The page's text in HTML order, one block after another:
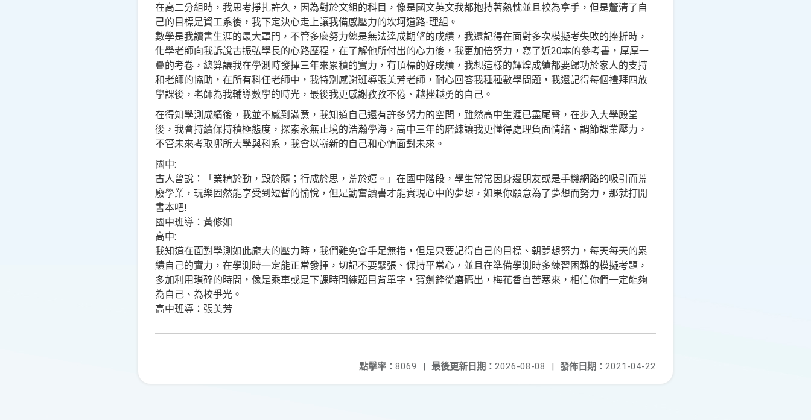
在高二分組時，我思考掙扎許久，因為對於文組的科目，像是國文英文我都抱持著熱忱並且較為拿手，但是釐清了自
己的目標是資工系後，我下定決心走上讓我備感壓力的坎坷道路-理組。
數學是我讀書生涯的最大罩門，不管多麼努力總是無法達成期望的成績，我還記得在面對多次模擬考失敗的挫折時，
化學老師向我訴說古振弘學長的心路歷程，在了解他所付出的心力後，我更加倍努力，寫了近20本的參考書，厚厚一
疊的考卷，總算讓我在學測時發揮三年來累積的實力，有頂標的好成績，我想這樣的輝煌成績都要歸功於家人的支持
和老師的協助，在所有科任老師中，我特別感謝班導張美芳老師，耐心回答我種種數學問題，我還記得每個禮拜四放
學課後，老師為我輔導數學的時光，最後我更感謝孜孜不倦、越挫越勇的自己。
在得知學測成績後，我並不感到滿意，我知道自己還有許多努力的空間，雖然高中生涯已盡尾聲，在步入大學殿堂
後，我會持續保持積極態度，探索永無止境的浩瀚學海，高中三年的磨練讓我更懂得處理負面情緒、調節課業壓力，
不管未來考取哪所大學與科系，我會以嶄新的自己和心情面對未來。
國中:
古人曾說：「業精於勤，毀於隨；行成於思，荒於嬉。」在國中階段，學生常常因身邊朋友或是手機網路的吸引而荒
廢學業，玩樂固然能享受到短暫的愉悅，但是勤奮讀書才能實現心中的夢想，如果你願意為了夢想而努力，那就打開
書本吧!
國中班導：黃修如
高中:
我知道在面對學測如此龐大的壓力時，我們難免會手足無措，但是只要記得自己的目標、朝夢想努力，每天每天的累
績自己的實力，在學測時一定能正常發揮，切記不要緊張、保持平常心，並且在準備學測時多練習困難的模擬考題，
多加利用瑣碎的時間，像是乘車或是下課時間練題目背單字，寶劍鋒從磨礪出，梅花香自苦寒來，相信你們一定能夠
為自己、為校爭光。
高中班導：張美芳
發佈日期： 2021-04-22
最後更新日期： 2026-08-08 |
點擊率： 8069 |